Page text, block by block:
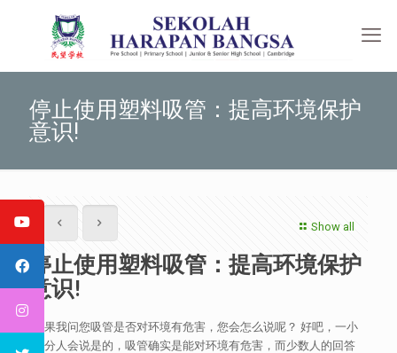
停止使用塑料吸管：提高环境保护
意识!
Show all
停止使用塑料吸管：提高环境保护
意识!
如果我问您吸管是否对环境有危害，您会怎么说呢？ 好吧，一小
部分人会说是的，吸管确实是能对环境有危害，而少数人的回答